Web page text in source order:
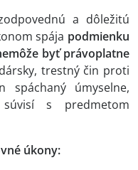
a dôležitú
spája podmienku
byť právoplatne
trestný čin proti
úmyselne,
s predmetom
úkony: